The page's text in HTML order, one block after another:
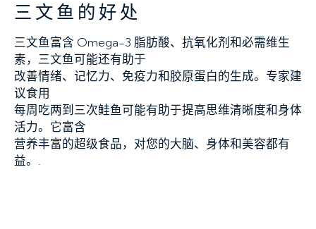
三文鱼的好处
三文鱼富含 Omega-3 脂肪酸、抗氧化剂和必需维生
素，三文鱼可能还有助于
改善情绪、记忆力、免疫力和胶原蛋白的生成。专家建
议食用
每周吃两到三次鲑鱼可能有助于提高思维清晰度和身体
活力。它富含
营养丰富的超级食品，对您的大脑、身体和美容都有
益。.